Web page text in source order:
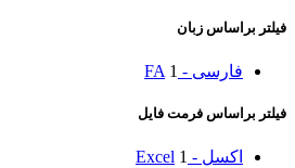
فیلتر براساس زبان
فارسی - FA 1
فیلتر براساس فرمت فایل
اکسل - Excel 1